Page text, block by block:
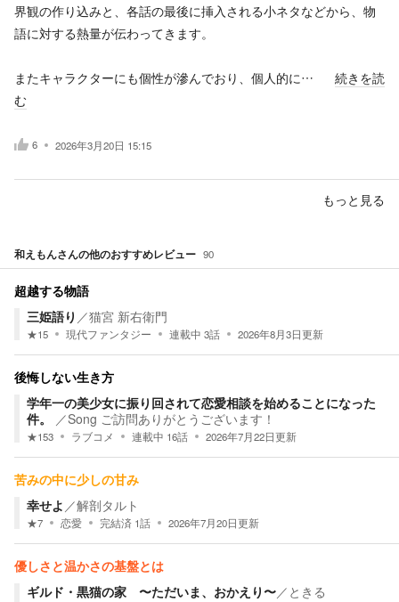
界観の作り込みと、各話の最後に挿入される小ネタなどから、物
語に対する熱量が伝わってきます。
またキャラクターにも個性が滲んでおり、個人的に…
続きを読
む
6 2026年3月20日 15:15
もっと見る
和えもんさんの他のおすすめレビュー 90
超越する物語
三姫語り ／猫宮 新右衛門
★15 現代ファンタジー 連載中 3話 2026年8月3日更新
後悔しない生き方
学年一の美少女に振り回されて恋愛相談を始めることになった
件。
／Song ご訪問ありがとうございます！
★153 ラブコメ 連載中 16話 2026年7月22日更新
苦みの中に少しの甘み
幸せよ ／解剖タルト
★7 恋愛 完結済 1話 2026年7月20日更新
優しさと温かさの基盤とは
ギルド・黒猫の家 〜ただいま、おかえり〜／ ときる